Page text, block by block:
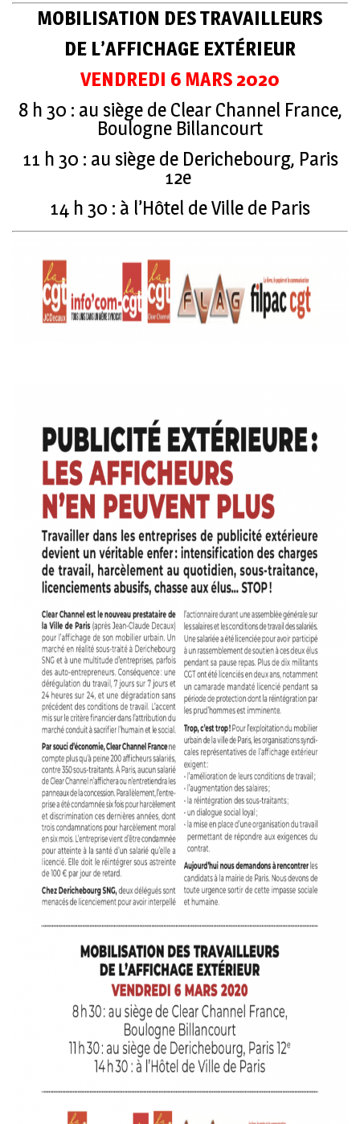
MOBILISATION DES TRAVAILLEURS
DE L’AFFICHAGE EXTÉRIEUR
VENDREDI 6 MARS 2020
8 h 30 : au siège de Clear Channel France,
Boulogne Billancourt
11 h 30 : au siège de Derichebourg, Paris
12e
14 h 30 : à l’Hôtel de Ville de Paris